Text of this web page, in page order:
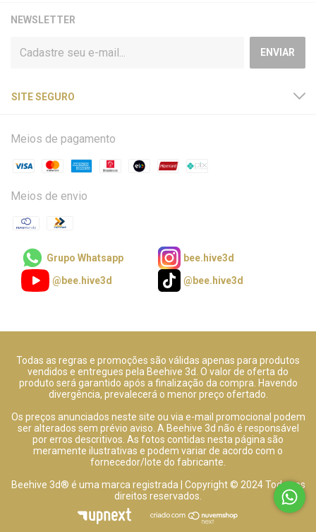
NEWSLETTER
SITE SEGURO
Meios de pagamento
Meios de envio
Grupo Whatsapp
bee.hive3d
@bee.hive3d
@bee.hive3d
Todas as regras e promoções são válidas apenas para produtos
vendidos e entregues pela Beehive 3d. O valor de oferta do
produto será garantido após a finalização da compra. Havendo
divergência, prevalecerá o menor preço ofertado.
Os preços anunciados neste site ou via e-mail promocional podem
ser alterados sem prévio aviso. A Beehive 3d não é responsável
por erros descritivos. As fotos contidas nesta página são
meramente ilustrativas e podem variar de acordo com o
fornecedor/lote do fabricante.
Beehive 3d® é uma marca registrada | Copyright © 2024 Todos os
direitos reservados.